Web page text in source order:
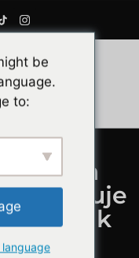
kamera
be
to: